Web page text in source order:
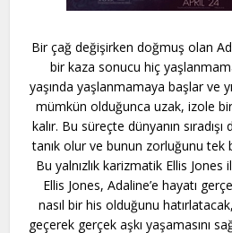
Bir çağ değişirken doğmuş olan
bir kaza sonucu hiç
yaşında yaşlanmamaya başlar ve
mümkün olduğunca uzak, izole
kalır. Bu süreçte dünyanın
tanık olur ve bunun zorluğunu tek
Bu yalnızlık karizmatik Ellis Jones
Ellis Jones, Adaline’e hayatı
nasıl bir his olduğunu
geçerek gerçek aşkı yaşamasını